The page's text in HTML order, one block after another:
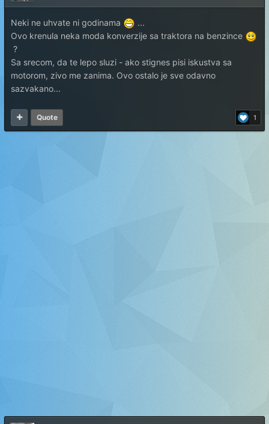
Neki ne uhvate ni godinama
...
Ovo krenula neka moda konverzije sa traktora na benzince
?
Sa srecom, da te lepo sluzi - ako stignes pisi iskustva sa
motorom, zivo me zanima. Ovo ostalo je sve odavno
sazvakano...
1
Quote